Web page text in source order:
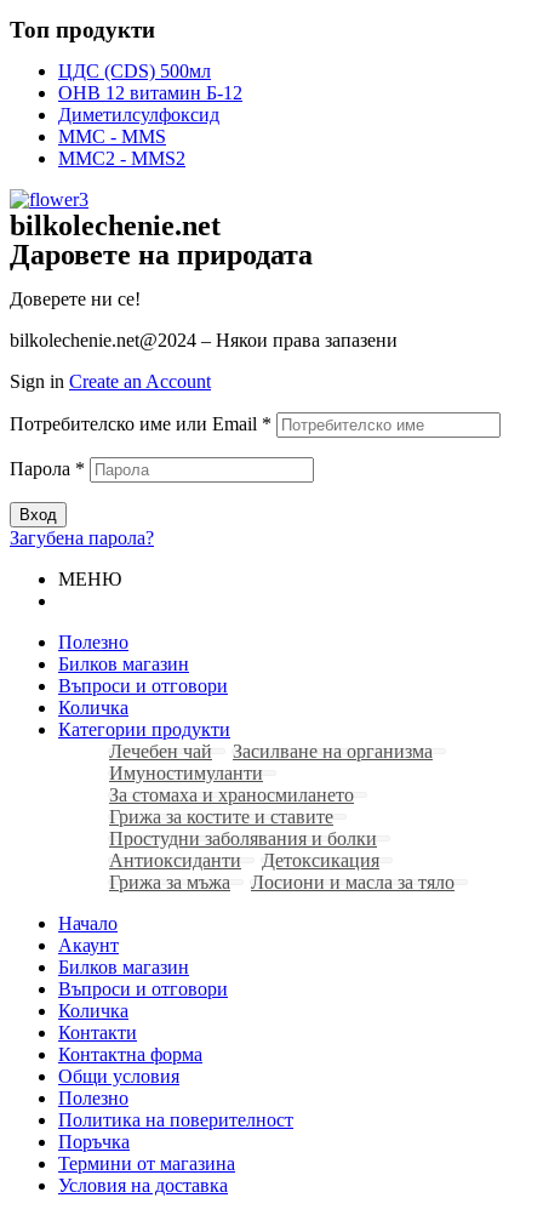
Топ продукти
ЦДС (CDS) 500мл
OHB 12 витамин Б-12
Диметилсулфоксид
ММС - MMS
ММС2 - MMS2
bilkolechenie.net
Даровете на природата
Доверете ни се!
bilkolechenie.net@2024 – Някои права запазени
Sign in Create an Account
Потребителско име или Email *
Парола *
Вход
Загубена парола?
МЕНЮ
Полезно
Билков магазин
Въпроси и отговори
Количка
Категории продукти
Лечебен чай
Засилване на организма
Имуностимуланти
За стомаха и храносмилането
Грижа за костите и ставите
Простудни заболявания и болки
Антиоксиданти
Детоксикация
Грижа за мъжа
Лосиони и масла за тяло
Начало
Акаунт
Билков магазин
Въпроси и отговори
Количка
Контакти
Контактна форма
Общи условия
Полезно
Политика на поверителност
Поръчка
Термини от магазина
Условия на доставка